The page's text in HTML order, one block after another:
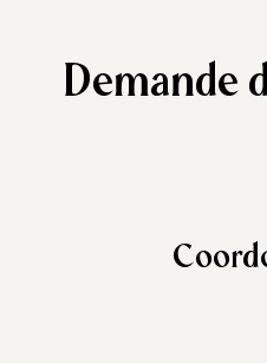
Demande